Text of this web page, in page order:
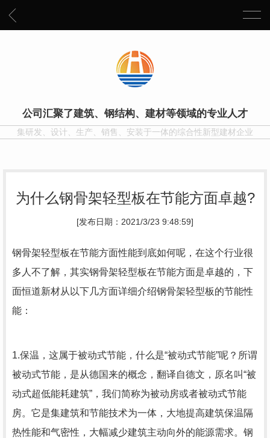
公司汇聚了建筑、钢结构、建材等领域的专业人才
集研发、设计、生产、销售、安装于一体的综合性新型建材企业
为什么钢骨架轻型板在节能方面卓越?
[发布日期：2021/3/23 9:48:59]
钢骨架轻型板在节能方面性能到底如何呢，在这个行业很
多人不了解，其实钢骨架轻型板在节能方面是卓越的，下
面恒道新材从以下几方面详细介绍钢骨架轻型板的节能性
能：
1.保温，这属于被动式节能，什么是“被动式节能”呢？所谓
被动式节能，是从德国来的概念，翻译自德文，原名叫“被
动式超低能耗建筑”，我们简称为被动房或者被动式节能
房。它是集建筑和节能技术为一体，大地提高建筑保温隔
热性能和气密性，大幅减少建筑主动向外的能源需求。钢